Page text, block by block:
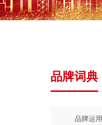
品牌词典
品牌运用